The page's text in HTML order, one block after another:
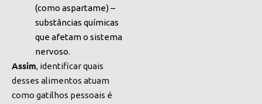
(como aspartame) –
substâncias químicas
que afetam o sistema
nervoso.
Assim, identificar quais
desses alimentos atuam
como gatilhos pessoais é